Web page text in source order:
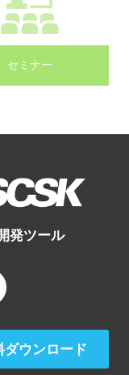
セミナー
発ツール
ダウンロード